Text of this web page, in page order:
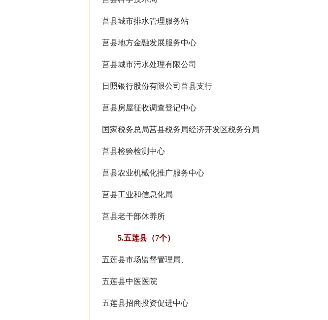
莒县城市排水管理服务站
莒县地方金融发展服务中心
莒县城市污水处理有限公司
日照银行股份有限公司莒县支行
莒县房屋征收调查登记中心
国家税务总局莒县税务局经济开发区税务分局
莒县检验检测中心
莒县农业机械化推广服务中心
莒县工业和信息化局
莒县老干部休养所
5.五莲县（7个）
五莲县市场监督管理局、
五莲县中医医院
五莲县招商投资促进中心